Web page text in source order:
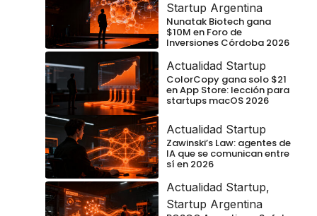
Startup Argentina
Nunatak Biotech gana
$10M en Foro de
Inversiones Córdoba 2026
Actualidad Startup
ColorCopy gana solo $21
en App Store: lección para
startups macOS 2026
Actualidad Startup
Zawinski’s Law: agentes de
IA que se comunican entre
sí en 2026
Actualidad Startup,
Startup Argentina